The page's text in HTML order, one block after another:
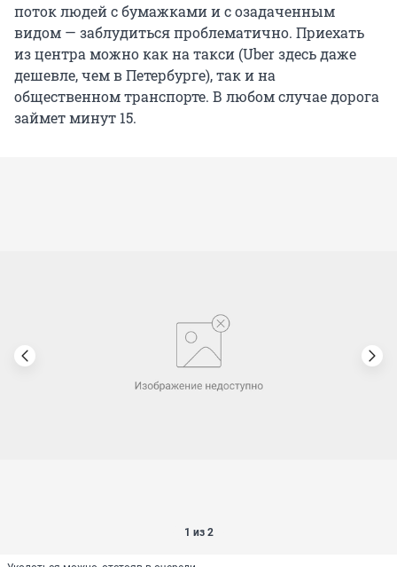
поток людей с бумажками и с озадаченным
видом — заблудиться проблематично. Приехать
из центра можно как на такси (Uber здесь даже
дешевле, чем в Петербурге), так и на
общественном транспорте. В любом случае дорога
займет минут 15.
1 из 2